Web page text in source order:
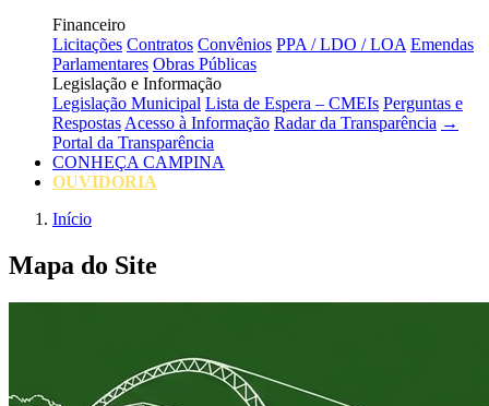
Financeiro
Licitações Contratos Convênios PPA / LDO / LOA Emendas
Parlamentares Obras Públicas
Legislação e Informação
Legislação Municipal Lista de Espera – CMEIs Perguntas e
Respostas Acesso à Informação Radar da Transparência →
Portal da Transparência
CONHEÇA CAMPINA
OUVIDORIA
Início
Mapa do Site